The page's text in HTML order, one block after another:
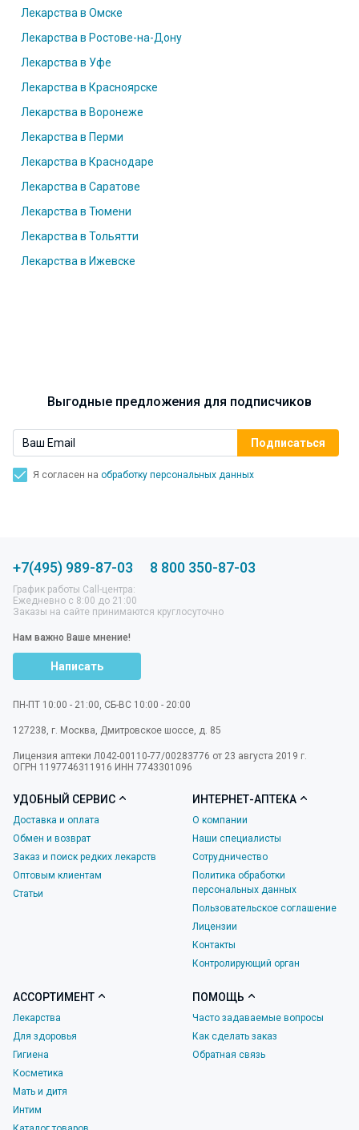
Лекарства в Омске
Лекарства в Ростове-на-Дону
Лекарства в Уфе
Лекарства в Красноярске
Лекарства в Воронеже
Лекарства в Перми
Лекарства в Краснодаре
Лекарства в Саратове
Лекарства в Тюмени
Лекарства в Тольятти
Лекарства в Ижевске
Выгодные предложения для подписчиков
Я согласен на обработку персональных данных
+7(495) 989-87-03 8 800 350-87-03
График работы Call-центра:
Ежедневно с 8:00 до 21:00
Заказы на сайте принимаются круглосуточно
Нам важно Ваше мнение!
Написать
ПН-ПТ 10:00 - 21:00, СБ-ВС 10:00 - 20:00
127238, г. Москва, Дмитровское шоссе, д. 85
Лицензия аптеки Л042-00110-77/00283776 от 23 августа 2019 г.
ОГРН 1197746311916 ИНН 7743301096
УДОБНЫЙ СЕРВИС
Доставка и оплата
Обмен и возврат
Заказ и поиск редких лекарств
Оптовым клиентам
Статьи
ИНТЕРНЕТ-АПТЕКА
О компании
Наши специалисты
Сотрудничество
Политика обработки
персональных данных
Пользовательское соглашение
Лицензии
Контакты
Контролирующий орган
АССОРТИМЕНТ
Лекарства
Для здоровья
Гигиена
Косметика
Мать и дитя
Интим
ПОМОЩЬ
Часто задаваемые вопросы
Как сделать заказ
Обратная связь